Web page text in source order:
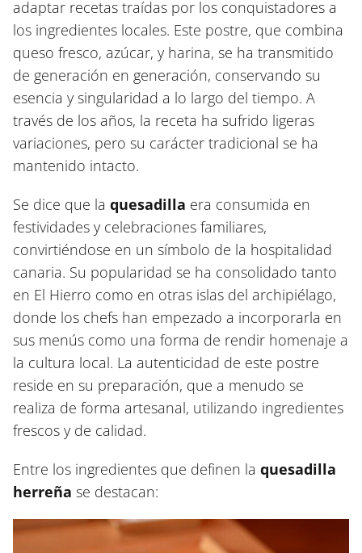
adaptar recetas traídas por los conquistadores a
los ingredientes locales. Este postre, que combina
queso fresco, azúcar, y harina, se ha transmitido
de generación en generación, conservando su
esencia y singularidad a lo largo del tiempo. A
través de los años, la receta ha sufrido ligeras
variaciones, pero su carácter tradicional se ha
mantenido intacto.
Se dice que la quesadilla era consumida en
festividades y celebraciones familiares,
convirtiéndose en un símbolo de la hospitalidad
canaria. Su popularidad se ha consolidado tanto
en El Hierro como en otras islas del archipiélago,
donde los chefs han empezado a incorporarla en
sus menús como una forma de rendir homenaje a
la cultura local. La autenticidad de este postre
reside en su preparación, que a menudo se
realiza de forma artesanal, utilizando ingredientes
frescos y de calidad.
Entre los ingredientes que definen la quesadilla
herreña se destacan: